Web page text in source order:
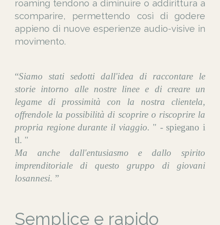
roaming tendono a diminuire o addirittura a
scomparire, permettendo così di godere
appieno di nuove esperienze audio-visive in
movimento.
“Siamo stati sedotti dall'idea di raccontare le
storie intorno alle nostre linee e di creare un
legame di prossimità con la nostra clientela,
offrendole la possibilità di scoprire o riscoprire la
propria regione durante il viaggio. " - spiegano i
tl. "
Ma anche dall'entusiasmo e dallo spirito
imprenditoriale di questo gruppo di giovani
losannesi. ”
Semplice e rapido